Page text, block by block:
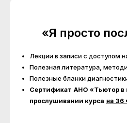
«Я просто
Лекции в записи с доступом
Полезная литература,
Полезные бланки
Сертификат АНО «Тьютор в
прослушивании курса на 36